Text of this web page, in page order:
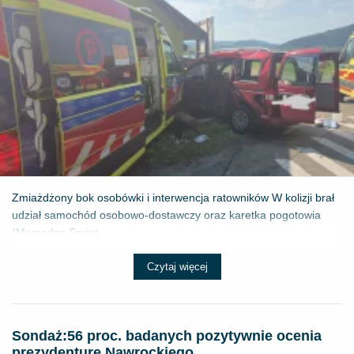
Zmiażdżony bok osobówki i interwencja ratowników W kolizji brał
udział samochód osobowo-dostawczy oraz karetka pogotowia
(Mercedes Sprint...
Czytaj więcej
​Sondaż:56 proc. badanych pozytywnie ocenia